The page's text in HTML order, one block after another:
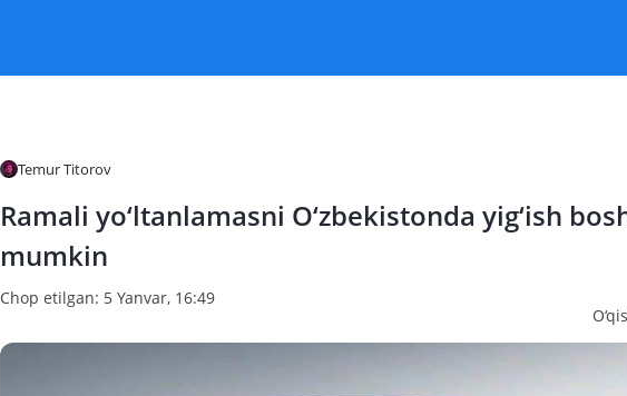
Temur Titorov
Ramali yo‘ltanlamasni O‘zbekistonda yig‘ish
mumkin
Chop etilgan: 5 Yanvar, 16:49